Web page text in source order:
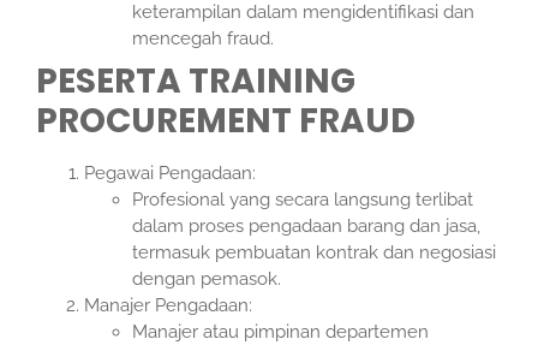
keterampilan dalam mengidentifikasi dan
mencegah fraud.
PESERTA TRAINING
PROCUREMENT FRAUD
Pegawai Pengadaan:
Profesional yang secara langsung terlibat
dalam proses pengadaan barang dan jasa,
termasuk pembuatan kontrak dan negosiasi
dengan pemasok.
Manajer Pengadaan:
Manajer atau pimpinan departemen